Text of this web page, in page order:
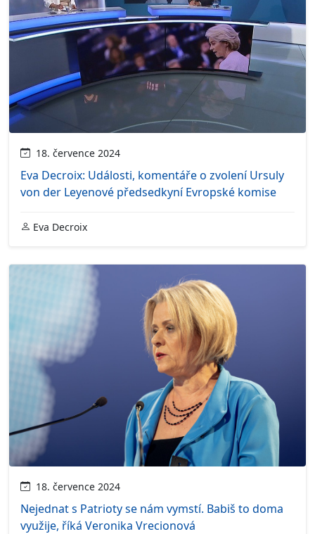
18. července 2024
Eva Decroix: Události, komentáře o zvolení Ursuly
von der Leyenové předsedkyní Evropské komise
Eva Decroix
18. července 2024
Nejednat s Patrioty se nám vymstí. Babiš to doma
využije, říká Veronika Vrecionová